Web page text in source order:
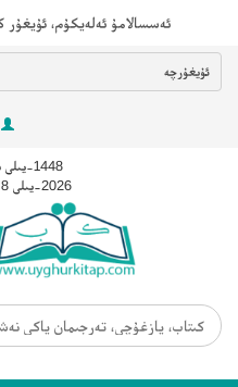
ئەسسالامۇ ئەلەيكۇم،
ئۇيغۇرچە
1448-يىلى سەفەر (2), 23
2026-يىلى 8-ئاينىڭ 6-كۈنى